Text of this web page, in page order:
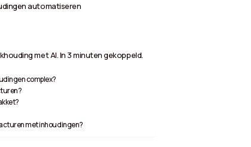
automatiseren
met AI. In 3 minuten gekoppeld.
complex?
met inhoudingen?